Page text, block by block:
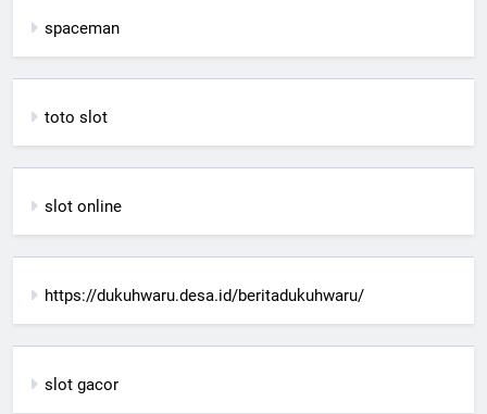
spaceman
toto slot
slot online
https://dukuhwaru.desa.id/beritadukuhwaru/
slot gacor